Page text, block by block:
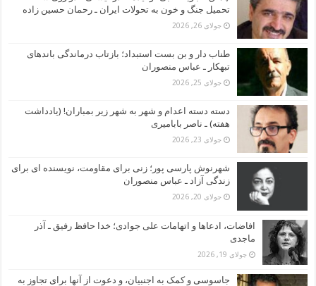
تحمیل جنگ و خون به تحولات ایران ـ رحمان حسین زاده
جولای 26, 2026
طناب دار و بن بست استبداد؛ بازتاب درماندگی باندهای
تبهکار ـ عباس منصوران
جولای 25, 2026
دسته دسته اعدام و شهر به شهر زیر بمباران! (یادداشت
هفته) ـ ناصر بابامیری
جولای 23, 2026
شهرنوش پارسی پور؛ زنی برای مقاومت، نویسنده ای برای
زندگی آزاد ـ عباس منصوران
جولای 20, 2026
افاضات، ادعاها و اتهامات علی جوادی؛ خدا حافظ رفیق ـ آذر
ماجدی
جولای 19, 2026
جاسوسی و کمک به اجنبیان، و دعوت از آنها برای تجاوز به